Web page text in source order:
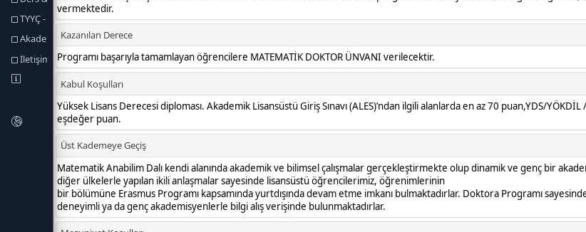
TYYÇ - Program Yeterlilikleri İlişkisi
Akademik Personel
İletişim